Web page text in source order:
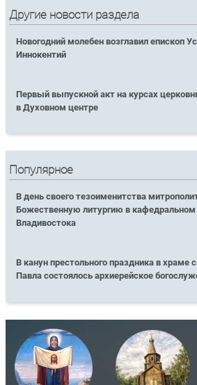
Другие новости раздела
Новогодний молебен возглавил епископ
Иннокентий
Первый выпускной акт на курсах
в Духовном центре
Популярное
В день своего тезоименитства
Божественную литургию в кафедральном
Владивостока
В канун престольного праздника в храме
Павла состоялось архиерейское